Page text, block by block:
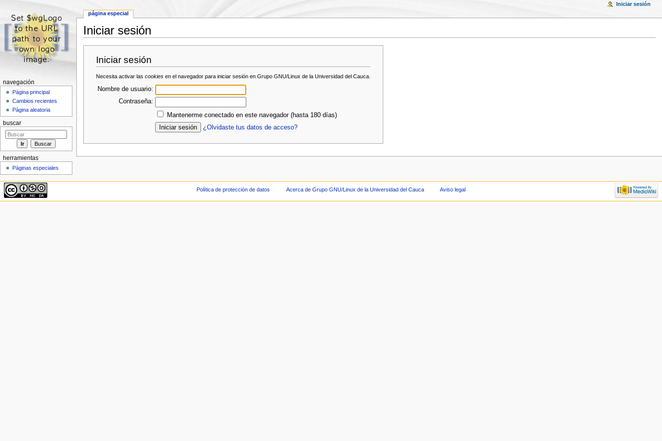
Iniciar sesión
Iniciar sesión
Necesita activar lascookies en el navegador para iniciar sesión en Grupo GNU/Linux de la Universidad del Cauca.
Nombre de usuario:
Contraseña:
Mantenerme conectado en este navegador (hasta 180 días)
¿Olvidaste tus datos de acceso?
página especial
Iniciar sesión
navegación
Página principal
Cambios recientes
Página aleatoria
buscar
herramientas
Páginas especiales
Política de protección de datos Acerca de Grupo GNU/Linux de la Universidad del Cauca Aviso legal